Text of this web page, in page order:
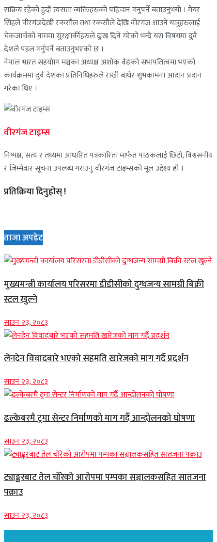
सक्रिय रहेको हुदाँ त्यसता व्यक्तिहरुको पहिचान गनुपर्ने बताउनुभयो । मेयर
सिंहले वीरगंजदेखी रकसौल तथा रकसौले देखि वीरगंज आउने यात्रुहरुलाई
चेकजाचँको नाममा सुरक्षार्कीहरुले दुःख दिने गरेको भन्दै यस विषयमा दुवै
देशले पहल गर्नुपर्ने बताउनुभएको छ ।
नेपाल भारत सहयोाग मञ्चका अध्यक्ष अशोक वैद्यको सभापतित्वमा भएको
कार्यक्रममा दुवै देशका प्रतिनिधिहरुले राखी बाधेर शुभकामना आदान प्रदान
गरेका थिए ।
वीरगंज टाइम्स
निष्पक्ष, सत्य र तथ्यमा आधारित पत्रकारिता मार्फत पाठकलाई छिटो, विश्वसनीय
र जिम्मेवार सूचना उपलब्ध गराउनु वीरगंज टाइम्सको मूल उद्देश्य हो ।
प्रतिक्रिया दिनुहोस् !
ताजा अपडेट
मुख्यमन्त्री कार्यालय परिसरमा डीडीसीको दुग्धजन्य सामग्री बिक्री
स्टल खुल्ने
साउन २३, २०८३
लेनदेन विवादबारे भएको सहमति खारेजको माग गर्दै प्रदर्शन
साउन २३, २०८३
ढल्केबरमै ट्रमा सेन्टर निर्माणको माग गर्दै आन्दोलनको घोषणा
साउन २३, २०८३
ट्याङ्करबाट तेल चोरेको आरोपमा पम्पका सञ्चालकसहित सातजना
पक्राउ
साउन २३, २०८३